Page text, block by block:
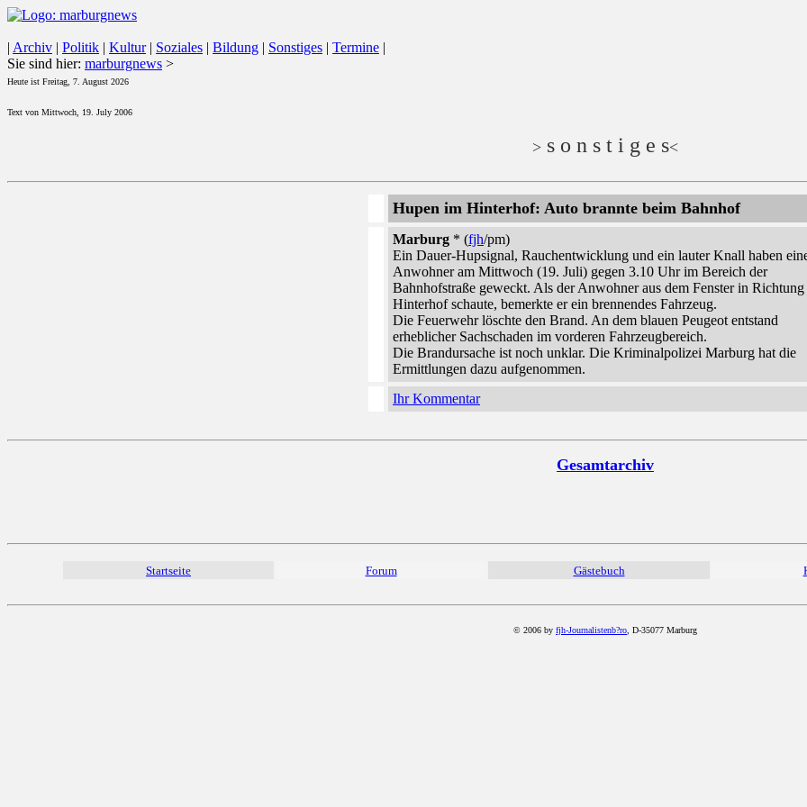
| Archiv | Politik | Kultur| Soziales | Bildung | Sonstiges | Termine |
Sie sind hier: marburgnews >
Heute ist Freitag, 7. August 2026
Text von Mittwoch, 19. July 2006
> s o n s t i g e s<
Hupen im Hinterhof: Auto brannte beim Bahnhof
Marburg * (fjh/pm)
Ein Dauer-Hupsignal, Rauchentwicklung und ein lauter Knall haben
Anwohner am Mittwoch (19. Juli) gegen 3.10 Uhr im Bereich der
Bahnhofstraße geweckt. Als der Anwohner aus dem Fenster in Richtung
Hinterhof schaute, bemerkte er ein brennendes Fahrzeug.
Die Feuerwehr löschte den Brand. An dem blauen Peugeot entstand
erheblicher Sachschaden im vorderen Fahrzeugbereich.
Die Brandursache ist noch unklar. Die Kriminalpolizei Marburg hat die
Ermittlungen dazu aufgenommen.
Ihr Kommentar
Gesamtarchiv
Startseite Forum Gästebuch
© 2006 by fjh-Journalistenb?ro , D-35077 Marburg